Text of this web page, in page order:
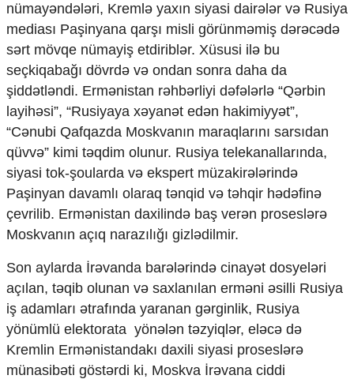
Əlaqə
Missiyamız
nümayəndələri, Kremlə yaxın siyasi dairələr və Rusiya
mediası Paşinyana qarşı misli görünməmiş dərəcədə
sərt mövqe nümayiş etdiriblər. Xüsusi ilə bu
seçkiqabağı dövrdə və ondan sonra daha da
şiddətləndi. Ermənistan rəhbərliyi dəfələrlə “Qərbin
layihəsi”, “Rusiyaya xəyanət edən hakimiyyət”,
“Cənubi Qafqazda Moskvanın maraqlarını sarsıdan
qüvvə” kimi təqdim olunur. Rusiya telekanallarında,
siyasi tok-şoularda və ekspert müzakirələrində
Paşinyan davamlı olaraq tənqid və təhqir hədəfinə
çevrilib. Ermənistan daxilində baş verən proseslərə
Moskvanın açıq narazılığı gizlədilmir.
Son aylarda İrəvanda barələrində cinayət dosyeləri
açılan, təqib olunan və saxlanılan erməni əsilli Rusiya
iş adamları ətrafında yaranan gərginlik, Rusiya
yönümlü elektorata yönələn təzyiqlər, eləcə də
Kremlin Ermənistandakı daxili siyasi proseslərə
münasibəti göstərdi ki, Moskva İrəvana ciddi